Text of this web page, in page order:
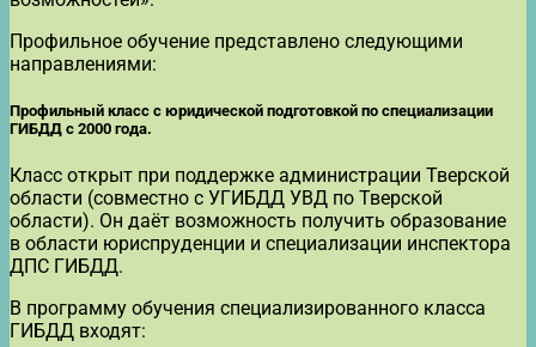
Профильное обучение представлено следующими
направлениями:
Профильный класс с юридической подготовкой по специализации
ГИБДД с 2000 года.
Класс открыт при поддержке администрации Тверской
области (совместно с УГИБДД УВД по Тверской
области). Он даёт возможность получить образование
в области юриспруденции и специализации инспектора
ДПС ГИБДД.
В программу обучения специализированного класса
ГИБДД входят: